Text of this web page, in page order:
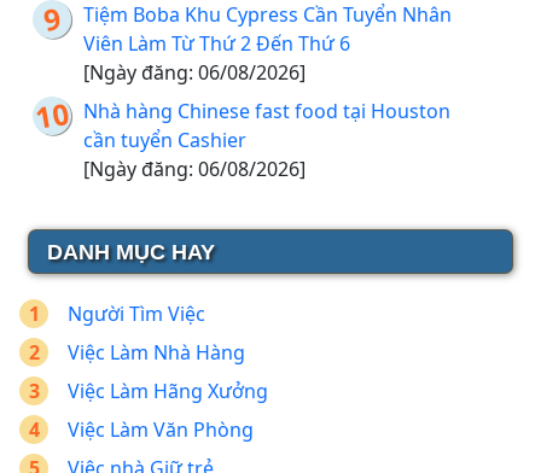
Tiệm Boba Khu Cypress Cần Tuyển Nhân
Viên Làm Từ Thứ 2 Đến Thứ 6
[Ngày đăng: 06/08/2026]
Nhà hàng Chinese fast food tại Houston
cần tuyển Cashier
[Ngày đăng: 06/08/2026]
DANH MỤC HAY
Người Tìm Việc
Việc Làm Nhà Hàng
Việc Làm Hãng Xưởng
Việc Làm Văn Phòng